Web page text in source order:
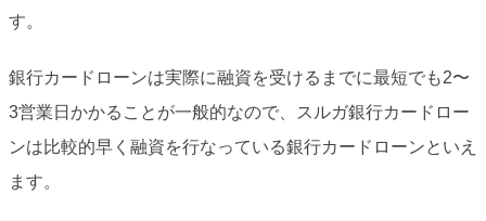
す。
銀行カードローンは実際に融資を受けるまでに最短でも2〜
3営業日かかることが一般的なので、スルガ銀行カードロー
ンは比較的早く融資を行なっている銀行カードローンといえ
ます。